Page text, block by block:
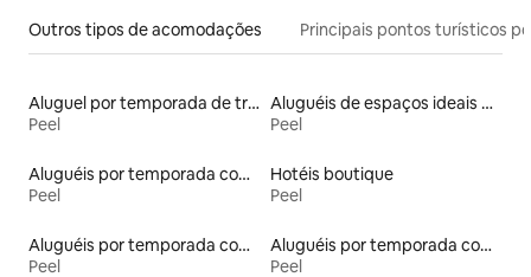
Outros tipos de acomodações Principais pontos turísticos
Aluguel por temporada de trailers
Peel
Aluguéis de espaços ideais para famílias
Peel
Aluguéis por temporada com acesso à praia
Peel
Hotéis boutique
Peel
Aluguéis por temporada com caiaque
Peel
Aluguéis por temporada com cama de altura acessível
Peel